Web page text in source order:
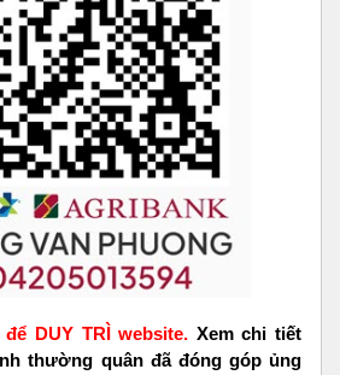
DUY TRÌ website. Xem chi tiết
thường quân đã đóng góp ủng